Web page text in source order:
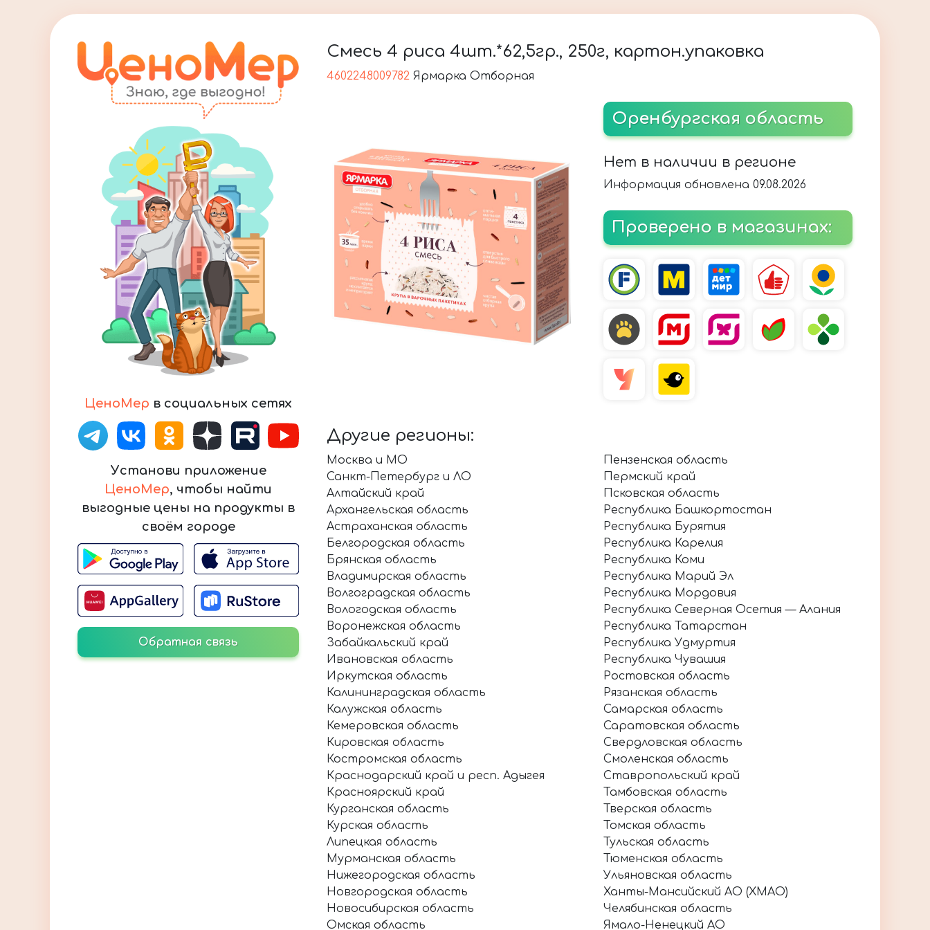
ЦеноМер в социальных сетях
Установи приложение
ЦеноМер, чтобы найти
выгодные цены на продукты в
своём городе
Обратная связь
Смесь 4 риса 4шт.*62,5гр., 250г, картон.упаковка
4602248009782 Ярмарка Отборная
Оренбургская область
Нет в наличии в регионе
Информация обновлена 09.08.2026
Проверено в магазинах:
Другие регионы:
Москва и МО
Санкт-Петербург и ЛО
Алтайский край
Архангельская область
Астраханская область
Белгородская область
Брянская область
Владимирская область
Волгоградская область
Вологодская область
Воронежская область
Забайкальский край
Ивановская область
Иркутская область
Калининградская область
Калужская область
Кемеровская область
Кировская область
Костромская область
Краснодарский край и респ. Адыгея
Красноярский край
Курганская область
Курская область
Липецкая область
Мурманская область
Нижегородская область
Новгородская область
Новосибирская область
Омская область
Пензенская область
Пермский край
Псковская область
Республика Башкортостан
Республика Бурятия
Республика Карелия
Республика Коми
Республика Марий Эл
Республика Мордовия
Республика Северная Осетия — Алания
Республика Татарстан
Республика Удмуртия
Республика Чувашия
Ростовская область
Рязанская область
Самарская область
Саратовская область
Свердловская область
Смоленская область
Ставропольский край
Тамбовская область
Тверская область
Томская область
Тульская область
Тюменская область
Ульяновская область
Ханты-Мансийский АО (ХМАО)
Челябинская область
Ямало-Ненецкий АО